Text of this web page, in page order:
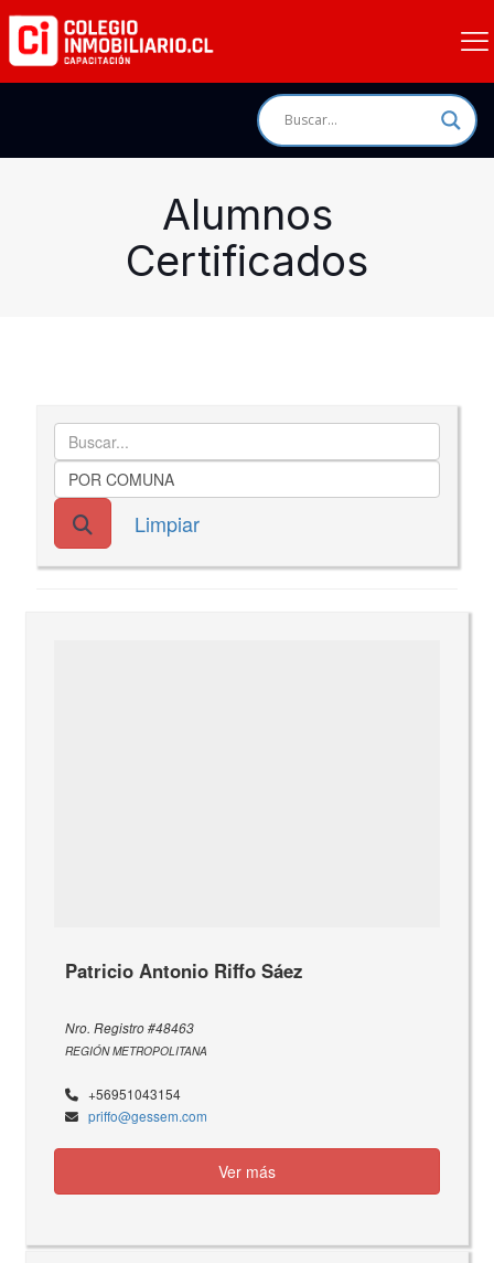
Alumnos
Certificados
Limpiar
Patricio Antonio Riffo Sáez
Nro. Registro #48463
REGIÓN METROPOLITANA
+56951043154
priffo@gessem.com
Ver más